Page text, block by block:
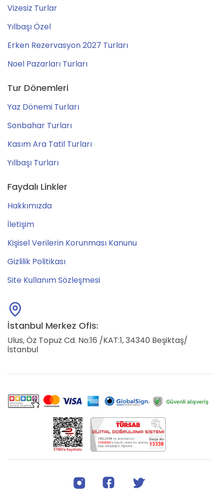
Vizesiz Turlar
Yılbaşı Özel
Erken Rezervasyon 2027 Turları
Noel Pazarları Turları
Tur Dönemleri
Yaz Dönemi Turları
Sonbahar Turları
Kasım Ara Tatil Turları
Yılbaşı Turları
Faydalı Linkler
Hakkımızda
İletişim
Kişisel Verilerin Korunması Kanunu
Gizlilik Politikası
Site Kullanım Sözleşmesi
İstanbul Merkez Ofis:
Ulus, Öz Topuz Cd. No:16 /KAT:1, 34340 Beşiktaş/
İstanbul